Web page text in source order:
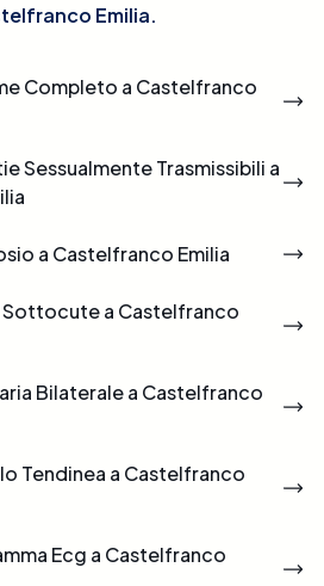
Emilia.
Completo a Castelfranco
Sessualmente Trasmissibili a
a Castelfranco Emilia
Sottocute a Castelfranco
Bilaterale a Castelfranco
Tendinea a Castelfranco
Ecg a Castelfranco